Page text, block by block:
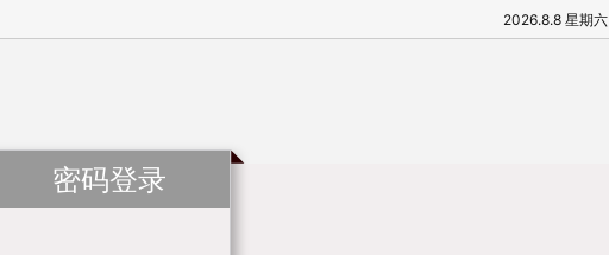
2026.8.8 星期六
密码登录